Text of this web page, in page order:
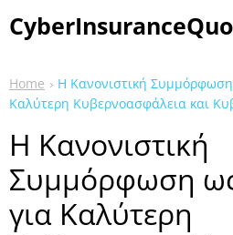
Home
Η Κανονιστική
Καλύτερη Κυβερνοασφάλεια και
Η Κανονιστική
Συμμόρφωση
για Καλύτερη